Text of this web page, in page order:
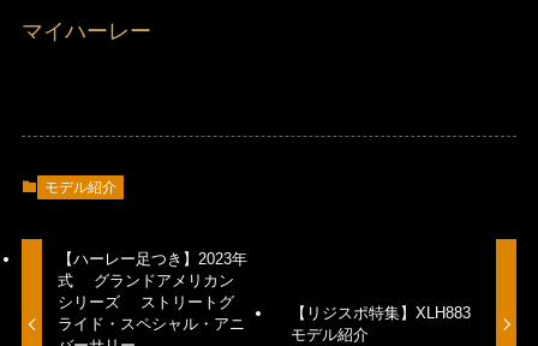
マイハーレー
モデル紹介
【ハーレー足つき】2023年
式 グランドアメリカン
シリーズ ストリートグ
ライド・スペシャル・アニ
【リジスポ特集】XLH883
モデル紹介